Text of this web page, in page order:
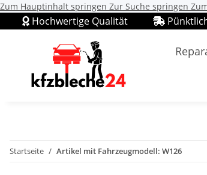
Zum Hauptinhalt springen Zur Suche springen
Hochwertige Qualität
Startseite Artikel mit Fahrzeugmodell: W126